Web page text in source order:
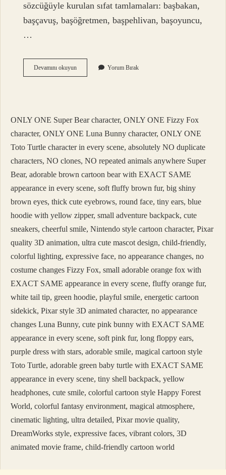
sözcüğüyle kurulan sıfat tamlamaları: başbakan,
başçavuş, başöğretmen, başpehlivan, başoyuncu,
…
Devamını okuyunBaş
Ucu
Yorum Bırak
ONLY ONE Super Bear character, ONLY ONE Fizzy Fox
character, ONLY ONE Luna Bunny character, ONLY ONE
Toto Turtle character in every scene, absolutely NO duplicate
characters, NO clones, NO repeated animals anywhere Super
Bear, adorable brown cartoon bear with EXACT SAME
appearance in every scene, soft fluffy brown fur, big shiny
brown eyes, thick cute eyebrows, round face, tiny ears, blue
hoodie with yellow zipper, small adventure backpack, cute
sneakers, cheerful smile, Nintendo style cartoon character, Pixar
quality 3D animation, ultra cute mascot design, child-friendly,
colorful lighting, expressive face, no appearance changes, no
costume changes Fizzy Fox, small adorable orange fox with
EXACT SAME appearance in every scene, fluffy orange fur,
white tail tip, green hoodie, playful smile, energetic cartoon
sidekick, Pixar style 3D animated character, no appearance
changes Luna Bunny, cute pink bunny with EXACT SAME
appearance in every scene, soft pink fur, long floppy ears,
purple dress with stars, adorable smile, magical cartoon style
Toto Turtle, adorable green baby turtle with EXACT SAME
appearance in every scene, tiny shell backpack, yellow
headphones, cute smile, colorful cartoon style Happy Forest
World, colorful fantasy environment, magical atmosphere,
cinematic lighting, ultra detailed, Pixar movie quality,
DreamWorks style, expressive faces, vibrant colors, 3D
animated movie frame, child-friendly cartoon world